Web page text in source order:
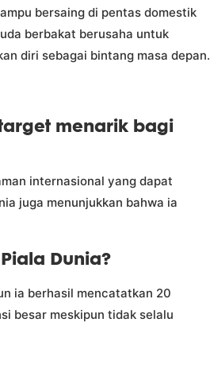
bersaing di pentas domestik
berbakat berusaha untuk
diri sebagai bintang masa depan.
menarik bagi
internasional yang dapat
juga menunjukkan bahwa ia
Dunia?
ia berhasil mencatatkan 20
besar meskipun tidak selalu